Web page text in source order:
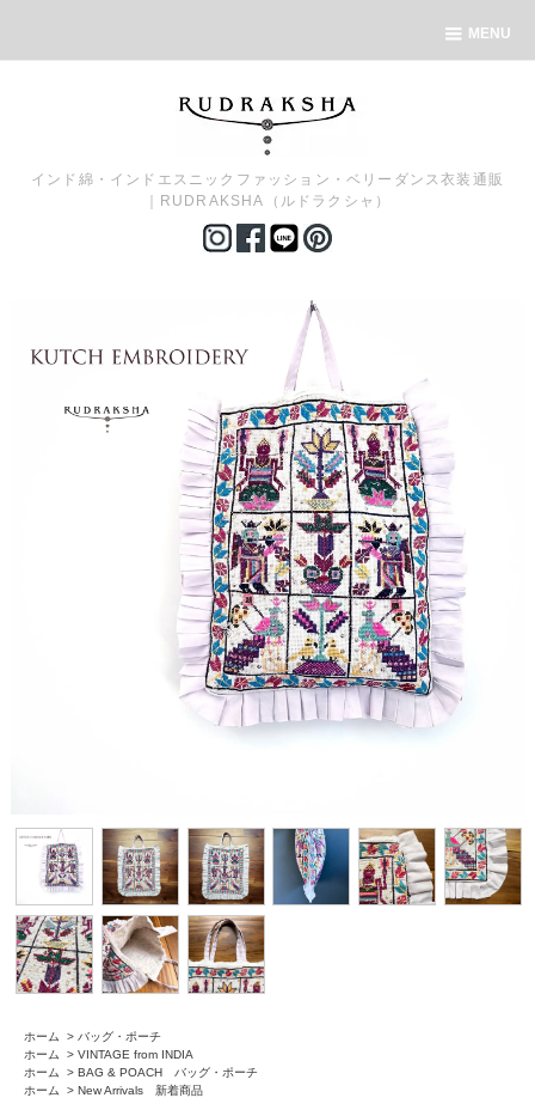
MENU
インド綿・インドエスニックファッション・ベリーダンス衣装通販
｜RUDRAKSHA（ルドラクシャ）
ホーム > バッグ・ポーチ
ホーム
> VINTAGE from INDIA
ホーム
> BAG & POACH バッグ・ポーチ
ホーム
> New Arrivals 新着商品